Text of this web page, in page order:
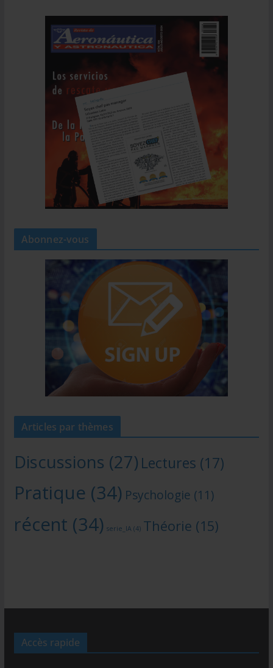
Abonnez-vous
Articles par thèmes
Discussions (27) Lectures (17)
Pratique (34) Psychologie (11)
récent (34) serie_IA(4) Théorie (15)
Accès rapide